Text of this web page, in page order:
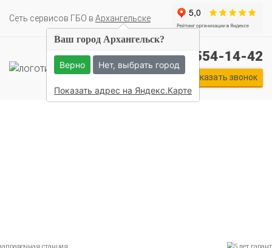
Cеть сервисов ГБО в Архангельске
+7 (911) 554-14-42
Заказать звонок
Ваш город Архангельск?
Верно Нет, выбрать город
Показать адрес на Яндекс.Карте